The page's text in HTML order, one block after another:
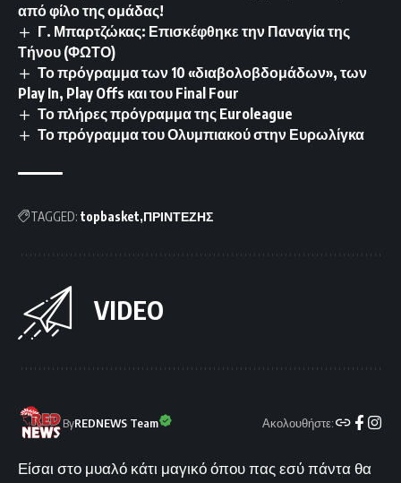
από φίλο της ομάδας!
Γ. Μπαρτζώκας: Επισκέφθηκε την Παναγία της
Τήνου (ΦΩΤΟ)
Το πρόγραμμα των 10 «διαβολοβδομάδων», των
Play In, Play Offs και του Final Four
Το πλήρες πρόγραμμα της Euroleague
Το πρόγραμμα του Ολυμπιακού στην Ευρωλίγκα
TAGGED: topbasket ΠΡΙΝΤΕΖΗΣ
VIDEO
ByREDNEWS Team Ακολουθήστε:
Είσαι στο μυαλό κάτι μαγικό όπου πας εσύ πάντα θα